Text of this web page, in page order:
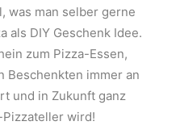
was man selber gerne
als DIY Geschenk Idee.
zum Pizza-Essen,
Beschenkten immer an
und in Zukunft ganz
wird!